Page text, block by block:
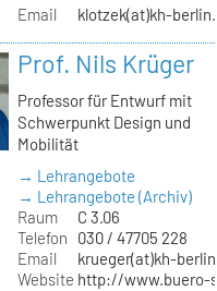
Email
klotzek(at)kh-
Prof. Nils Krüger
Professor für Entwurf mit
Schwerpunkt Design und
Mobilität
→ Lehrangebote
→ Lehrangebote (Archiv)
Raum
C 3.06
Telefon
030 / 47705 228
Email
krueger(at)kh-
Website http://www.buero-